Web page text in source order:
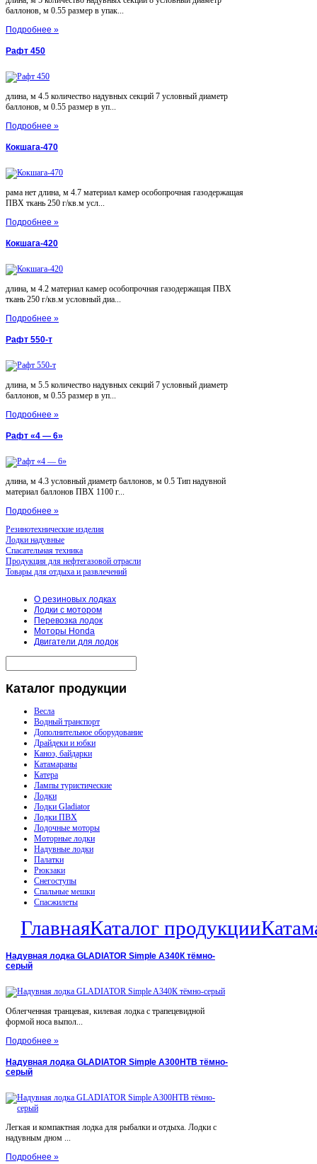
баллонов, м 0.55 размер в упак...
Подробнее »
Рафт 450
длина, м 4.5 количество надувных секций 7 условный диаметр
баллонов, м 0.55 размер в уп...
Подробнее »
Кокшага-470
рама нет длина, м 4.7 материал камер особопрочная газодержащая
ПВХ ткань 250 г/кв.м усл...
Подробнее »
Кокшага-420
длина, м 4.2 материал камер особопрочная газодержащая ПВХ
ткань 250 г/кв.м условный диа...
Подробнее »
Рафт 550-т
длина, м 5.5 количество надувных секций 7 условный диаметр
баллонов, м 0.55 размер в уп...
Подробнее »
Рафт «4 — 6»
длина, м 4.3 условный диаметр баллонов, м 0.5 Тип надувной
материал баллонов ПВХ 1100 г...
Подробнее »
Резинотехнические изделия
Лодки надувные
Спасательная техника
Продукция для нефтегазовой отрасли
Товары для отдыха и развлечений
О резиновых лодках
Лодки с мотором
Перевозка лодок
Моторы Honda
Двигатели для лодок
Каталог продукции
Весла
Водный транспорт
Дополнительное оборудование
Драйдеки и юбки
Каноэ, байдарки
Катамараны
Катера
Лампы туристические
Лодки
Лодки Gladiator
Лодки ПВХ
Лодочные моторы
Моторные лодки
Надувные лодки
Палатки
Рюкзаки
Снегоступы
Спальные мешки
Спасжилеты
ГлавнаяКаталог продукции
Надувная лодка GLADIATOR Simple A340К тёмно-
серый
Облегченная транцевая, килевая лодка с трапецевидной
формой носа выпол...
Подробнее »
Надувная лодка GLADIATOR Simple A300НТВ тёмно-
серый
Легкая и компактная лодка для рыбалки и отдыха. Лодки с
надувным дном ...
Подробнее »